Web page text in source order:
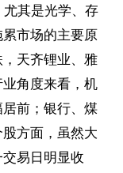
其是光学、存
市场的主要原
天齐锂业、雅
角度来看，机
前；银行、煤
方面，虽然大
易日明显收